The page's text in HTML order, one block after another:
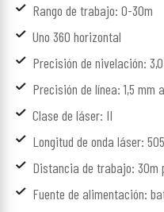
Rango de trabajo: 0-30m
Uno 360 horizontal
Precisión de nivelación:
Precisión de línea: 1,5 mm
Clase de láser: II
Longitud de onda láser:
Distancia de trabajo: 30m
Fuente de alimentación: